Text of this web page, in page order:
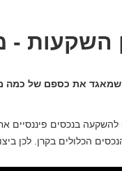
השקעות -
את כספם של כמה
בנכסים פיננסיים